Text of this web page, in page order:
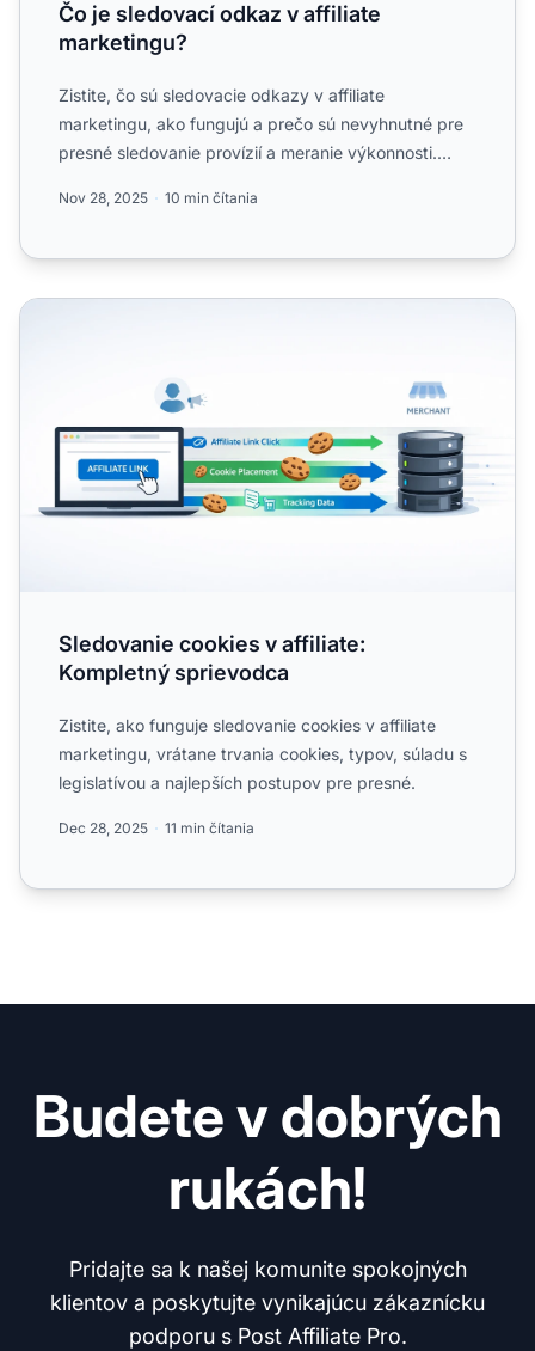
Čo je sledovací odkaz v affiliate
marketingu?
Zistite, čo sú sledovacie odkazy v affiliate
marketingu, ako fungujú a prečo sú nevyhnutné pre
presné sledovanie provízií a meranie výkonnosti.
Nov 28, 2025 10 min čítania
Sledovanie cookies v affiliate: Kompletný sprievodca
Sledovanie cookies v affiliate:
Kompletný sprievodca
Zistite, ako funguje sledovanie cookies v affiliate
marketingu, vrátane trvania cookies, typov, súladu s
legislatívou a najlepších postupov pre presné.
Dec 28, 2025 11 min čítania
Budete v dobrých
rukách!
Pridajte sa k našej komunite spokojných
klientov a poskytujte vynikajúcu zákaznícku
podporu s Post Affiliate Pro.